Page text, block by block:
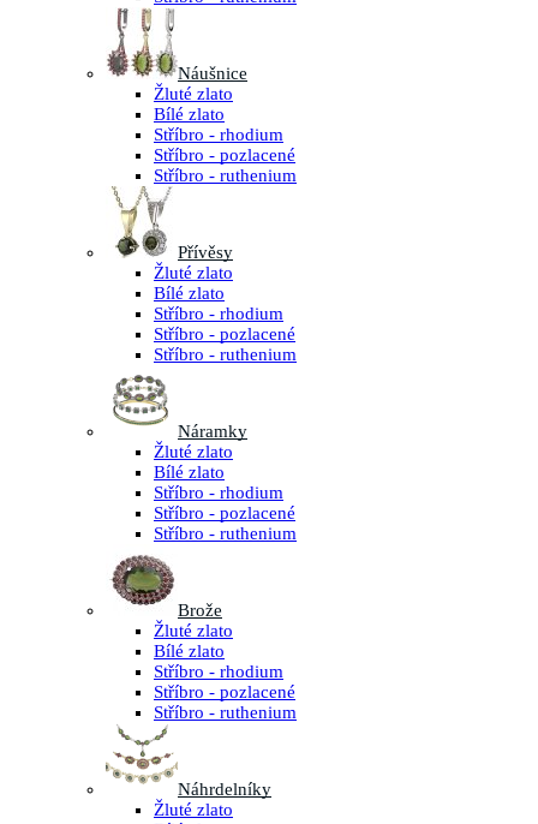
Náušnice
Žluté zlato
Bílé zlato
Stříbro - rhodium
Stříbro - pozlacené
Stříbro - ruthenium
Přívěsy
Žluté zlato
Bílé zlato
Stříbro - rhodium
Stříbro - pozlacené
Stříbro - ruthenium
Náramky
Žluté zlato
Bílé zlato
Stříbro - rhodium
Stříbro - pozlacené
Stříbro - ruthenium
Brože
Žluté zlato
Bílé zlato
Stříbro - rhodium
Stříbro - pozlacené
Stříbro - ruthenium
Náhrdelníky
Žluté zlato